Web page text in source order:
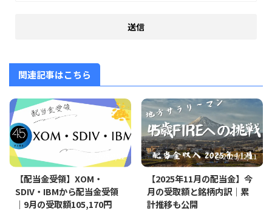
関連記事はこちら
2025/9/12
【配当金受領】XOM・
SDIV・IBMから配当金受領
｜9月の受取額105,170円
2025/12/11
【2025年11月の配当金】今
月の受取額と銘柄内訳｜累
計推移も公開